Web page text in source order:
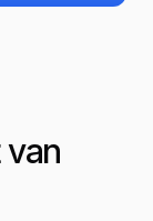
van